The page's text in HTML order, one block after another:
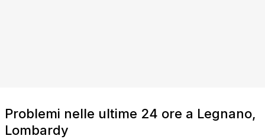
Problemi nelle ultime 24 ore a Legnano,
Lombardy